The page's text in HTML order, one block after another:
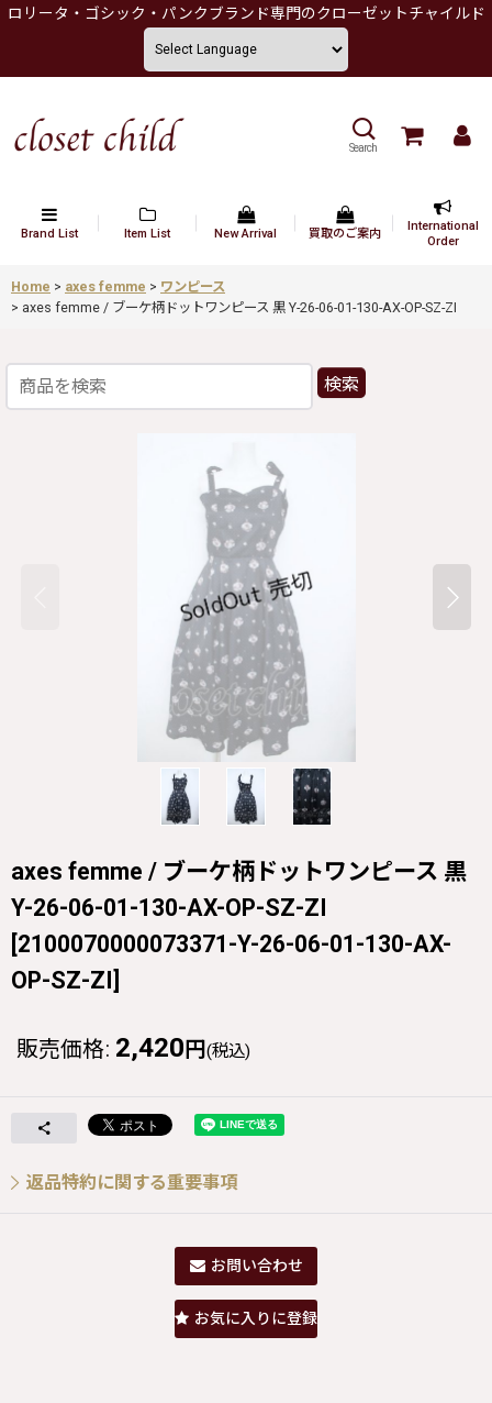
ロリータ・ゴシック・パンクブランド専門のクローゼットチャイルド
Search
Brand List Item List New Arrival 買取のご案内
International
Order
Home > axes femme > ワンピース
> axes femme / ブーケ柄ドットワンピース 黒 Y-26-06-01-130-AX-OP-SZ-ZI
検索
axes femme / ブーケ柄ドットワンピース 黒
Y-26-06-01-130-AX-OP-SZ-ZI
[2100070000073371-Y-26-06-01-130-AX-
OP-SZ-ZI]
販売価格: 2,420 円 (税込)
返品特約に関する重要事項
お問い合わせ
お気に入りに登録